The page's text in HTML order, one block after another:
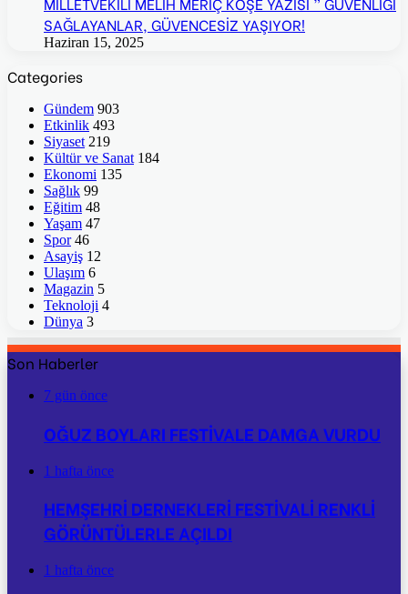
SAĞLAYANLAR, GÜVENCESİZ YAŞIYOR!
Haziran 15, 2025
Categories
Gündem 903
Etkinlik 493
Siyaset 219
Kültür ve Sanat 184
Ekonomi 135
Sağlık 99
Eğitim 48
Yaşam 47
Spor 46
Asayiş 12
Ulaşım 6
Magazin 5
Teknoloji 4
Dünya 3
Son Haberler
7 gün önce
OĞUZ BOYLARI FESTİVALE DAMGA VURDU
1 hafta önce
HEMŞEHRİ DERNEKLERİ FESTİVALİ RENKLİ
GÖRÜNTÜLERLE AÇILDI
1 hafta önce